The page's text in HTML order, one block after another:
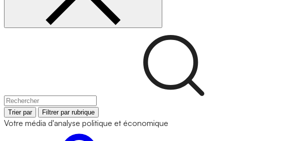
Trier par Filtrer par rubrique
Votre média d'analyse politique et économique